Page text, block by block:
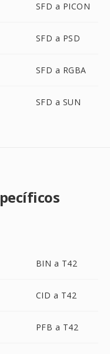
SFD a PICON
SFD a PSD
SFD a RGBA
SFD a SUN
BIN a T42
CID a T42
PFB a T42